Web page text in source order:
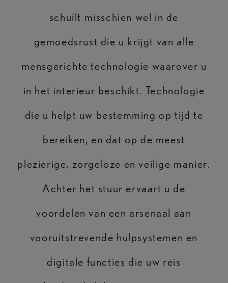
schuilt misschien wel in de
gemoedsrust die u krijgt van alle
mensgerichte technologie waarover u
in het interieur beschikt. Technologie
die u helpt uw bestemming op tijd te
bereiken, en dat op de meest
plezierige, zorgeloze en veilige manier.
Achter het stuur ervaart u de
voordelen van een arsenaal aan
vooruitstrevende hulpsystemen en
digitale functies die uw reis